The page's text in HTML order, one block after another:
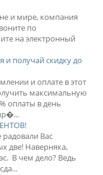
и мире, компания
по
на электронный
получай скидку до
и оплате в этот
максимальную
оплаты в день
Вас
две! Наверняка,
В чем дело? Ведь